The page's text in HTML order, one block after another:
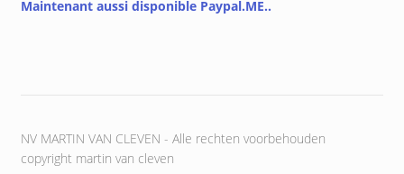
Maintenant aussi disponible Paypal.ME..
NV MARTIN VAN CLEVEN - Alle rechten voorbehouden
copyright martin van cleven